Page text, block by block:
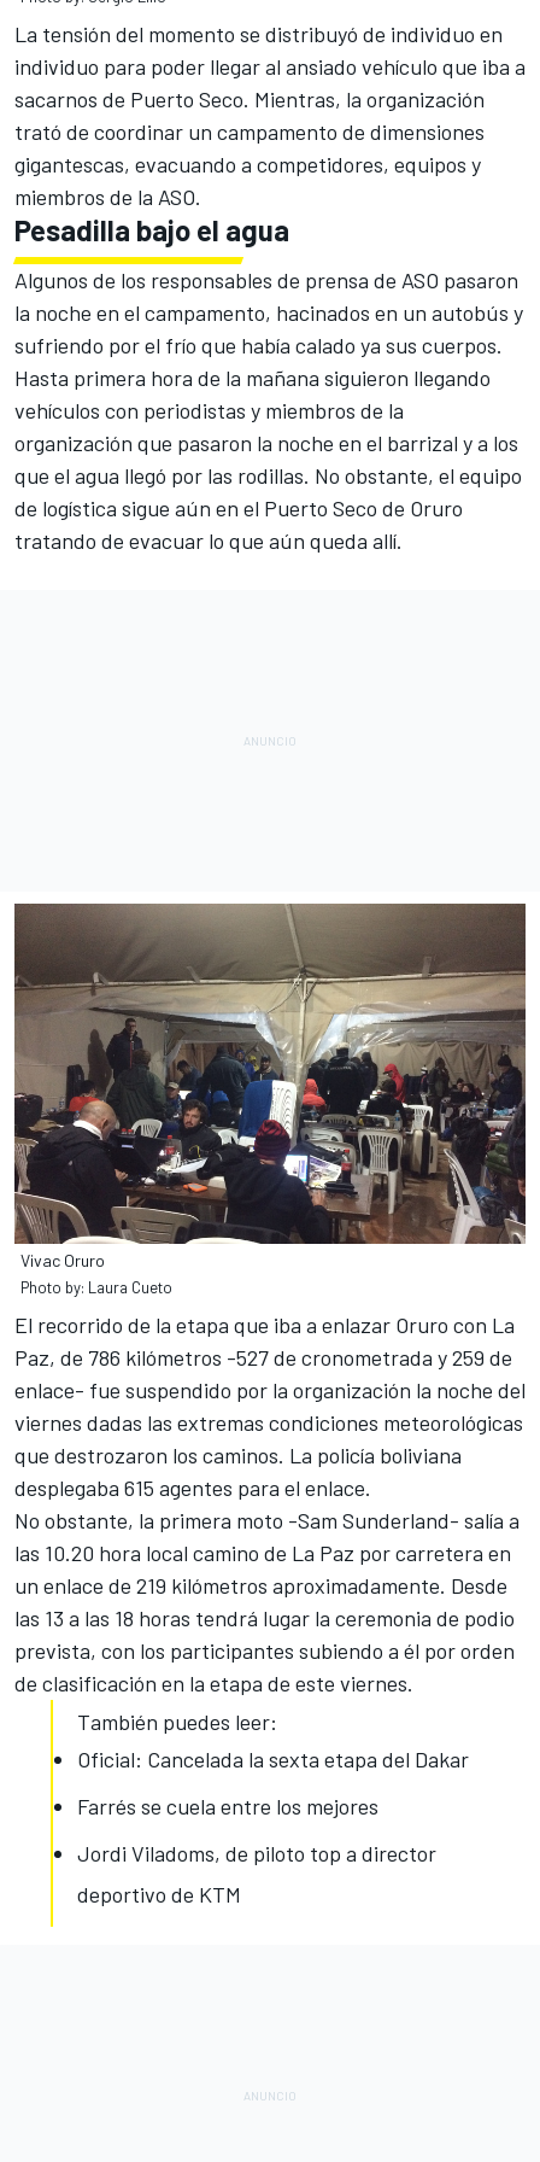
La tensión del momento se distribuyó de individuo en
individuo para poder llegar al ansiado vehículo que iba a
sacarnos de Puerto Seco. Mientras, la organización
trató de coordinar un campamento de dimensiones
gigantescas, evacuando a competidores, equipos y
miembros de la ASO.
Pesadilla bajo el agua
Algunos de los responsables de prensa de ASO pasaron
la noche en el campamento, hacinados en un autobús y
sufriendo por el frío que había calado ya sus cuerpos.
Hasta primera hora de la mañana siguieron llegando
vehículos con periodistas y miembros de la
organización que pasaron la noche en el barrizal y a los
que el agua llegó por las rodillas. No obstante, el equipo
de logística sigue aún en el Puerto Seco de Oruro
tratando de evacuar lo que aún queda allí.
Vivac Oruro
Photo by: Laura Cueto
El recorrido de la etapa que iba a enlazar Oruro con La
Paz, de 786 kilómetros -527 de cronometrada y 259 de
enlace- fue suspendido por la organización la noche del
viernes dadas las extremas condiciones meteorológicas
que destrozaron los caminos. La policía boliviana
desplegaba 615 agentes para el enlace.
No obstante, la primera moto -Sam Sunderland- salía a
las 10.20 hora local camino de La Paz por carretera en
un enlace de 219 kilómetros aproximadamente. Desde
las 13 a las 18 horas tendrá lugar la ceremonia de podio
prevista, con los participantes subiendo a él por orden
de clasificación en la etapa de este viernes.
También puedes leer:
Oficial: Cancelada la sexta etapa del Dakar
Farrés se cuela entre los mejores
Jordi Viladoms, de piloto top a director
deportivo de KTM